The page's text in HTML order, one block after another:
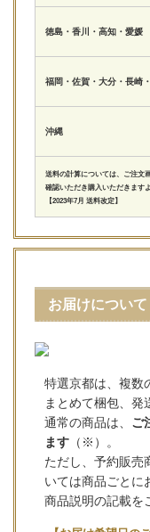
徳島・香川・高知・愛媛
福岡・佐賀・大分・長崎
沖縄
送料の計算については、ご注文
確認いただき購入いただきます
【2023年7月 送料改定】
お届けについて
特選京都は、複数
まとめて梱包、発
通常の商品は、 ご
ます （※）。
ただし、予約販売
いては商品ごとに
商品説明の記載を